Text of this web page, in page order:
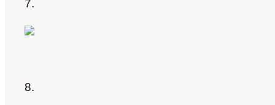
7.
8.